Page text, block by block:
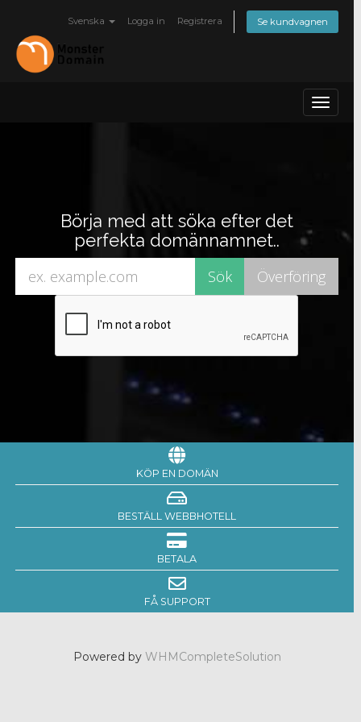
Svenska Logga in Registrera Se kundvagnen
Toggle
Börja med att söka efter det
perfekta domännamnet..
KÖP EN DOMÄN
BESTÄLL WEBBHOTELL
BETALA
FÅ SUPPORT
Powered by WHMCompleteSolution